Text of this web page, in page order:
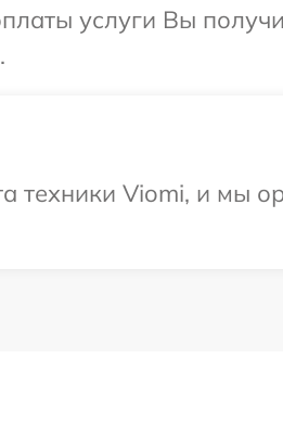
услуги Вы
Viomi, и мы